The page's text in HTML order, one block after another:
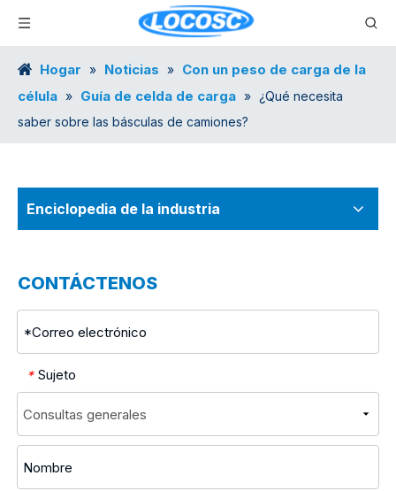
Hogar » Noticias » Con un peso de carga de la
célula » Guía de celda de carga » ¿Qué necesita
saber sobre las básculas de camiones?
Enciclopedia de la industria
CONTÁCTENOS
* Sujeto